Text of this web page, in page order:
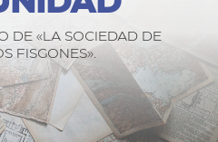
DE «LA SOCIEDAD DE
FISGONES».